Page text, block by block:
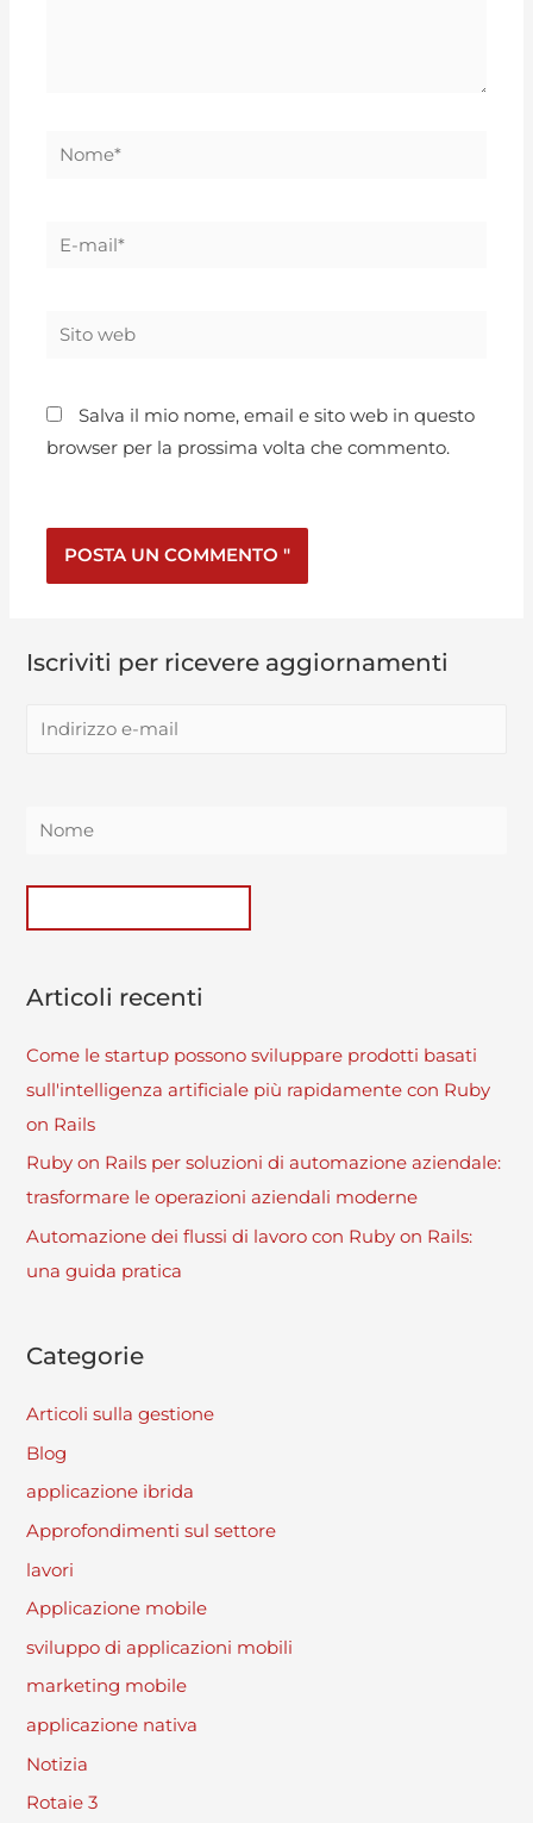
Salva il mio nome, email e sito web in questo
browser per la prossima volta che commento.
Iscriviti per ricevere aggiornamenti
Articoli recenti
Come le startup possono sviluppare prodotti basati
sull'intelligenza artificiale più rapidamente con Ruby
on Rails
Ruby on Rails per soluzioni di automazione aziendale:
trasformare le operazioni aziendali moderne
Automazione dei flussi di lavoro con Ruby on Rails:
una guida pratica
Categorie
Articoli sulla gestione
Blog
applicazione ibrida
Approfondimenti sul settore
lavori
Applicazione mobile
sviluppo di applicazioni mobili
marketing mobile
applicazione nativa
Notizia
Rotaie 3